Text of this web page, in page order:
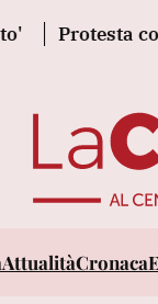
contro la
AttualitàCronaca